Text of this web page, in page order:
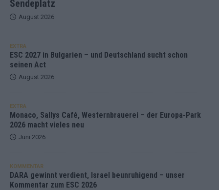
Sendeplatz
August 2026
EXTRA
ESC 2027 in Bulgarien – und Deutschland sucht schon
seinen Act
August 2026
EXTRA
Monaco, Sallys Café, Westernbrauerei – der Europa-Park
2026 macht vieles neu
Juni 2026
KOMMENTAR
DARA gewinnt verdient, Israel beunruhigend – unser
Kommentar zum ESC 2026